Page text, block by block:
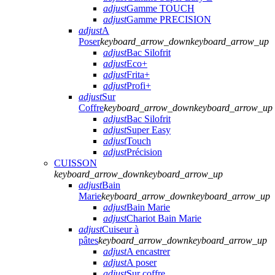
adjustGamme TOUCH
adjustGamme PRECISION
adjustA
Poserkeyboard_arrow_downkeyboard_arrow_up
adjustBac Silofrit
adjustEco+
adjustFrita+
adjustProfi+
adjustSur
Coffrekeyboard_arrow_downkeyboard_arrow_up
adjustBac Silofrit
adjustSuper Easy
adjustTouch
adjustPrécision
CUISSON
keyboard_arrow_downkeyboard_arrow_up
adjustBain
Mariekeyboard_arrow_downkeyboard_arrow_up
adjustBain Marie
adjustChariot Bain Marie
adjustCuiseur à
pâteskeyboard_arrow_downkeyboard_arrow_up
adjustA encastrer
adjustA poser